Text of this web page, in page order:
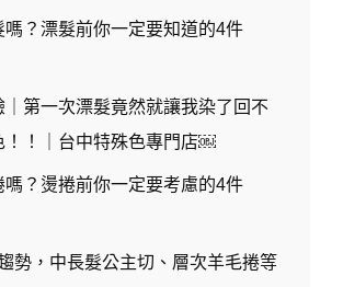
嗎？漂髮前你一定要知道的4件
｜第一次漂髮竟然就讓我染了回不
！！｜台中特殊色專門店￼
嗎？燙捲前你一定要考慮的4件
勢，中長髮公主切、層次羊毛捲等